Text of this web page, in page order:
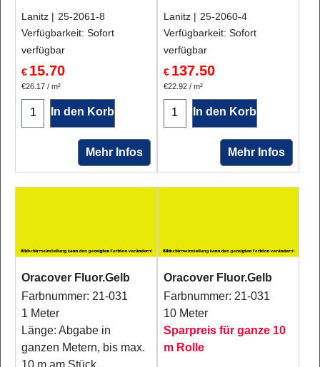
€ 15.70
€26.17 / m²
Lanitz
25-2061-8
Verfügbarkeit: Sofort
verfügbar
In den Korb
Mehr Infos
€ 137.50
€22.92/ m²
Lanitz
25-2060-4
Verfügbarkeit: Sofort
verfügbar
In den Korb
Mehr Infos
Oracover Fluor.Gelb
Farbnummer: 21-031
1 Meter
Länge: Abgabe in
ganzen Metern, bis max.
10 m am Stück.
Oracover Fluor.Gelb
Farbnummer: 21-031
10 Meter
Sparpreis für ganze 10
m Rolle